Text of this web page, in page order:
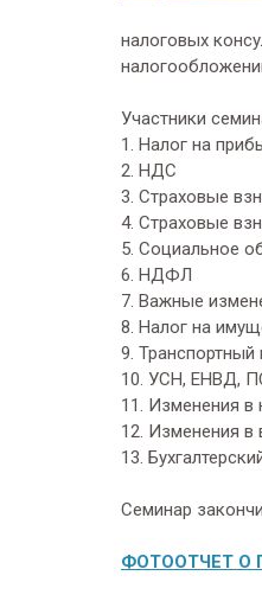
налоговых
Участники
1. Налог на
2. НДС
3. Страховые
4. Страховые
5. Социальное
6. НДФЛ
7. Важные
8. Налог на
9. Транспортный
10. УСН, ЕНВД,
11. Изменения в
12. Изменения в
13.
Семинар
ФОТООТЧЕТ О